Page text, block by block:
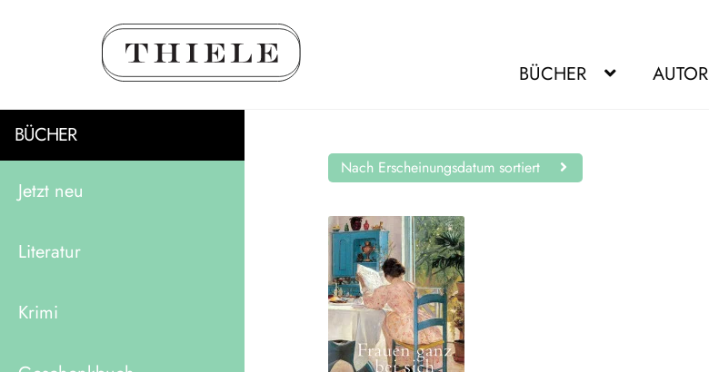
BÜCHER
BÜCHER
Jetzt neu
Literatur
Krimi
Nach Erscheinungsdatum sortiert